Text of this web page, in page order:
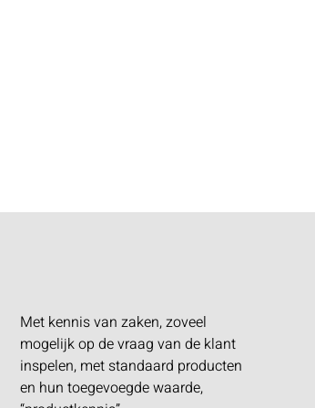
Met kennis van zaken, zoveel
mogelijk op de vraag van de klant
inspelen, met standaard producten
en hun toegevoegde waarde,